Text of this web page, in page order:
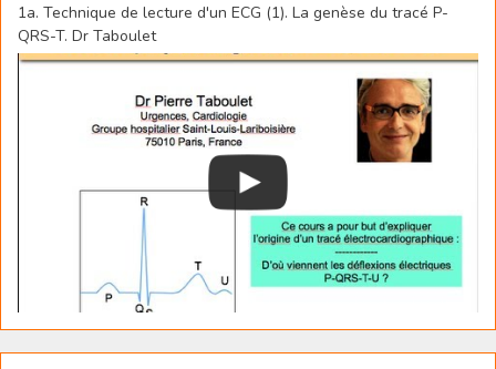
1a. Technique de lecture d'un ECG (1). La genèse du tracé P-
QRS-T. Dr Taboulet